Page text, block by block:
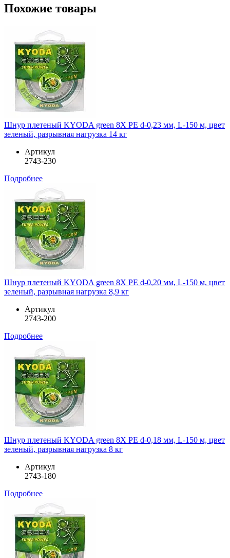
Похожие товары
Шнур плетеный KYODA green 8X PE d-0,23 мм, L-150 м, цвет
зеленый, разрывная нагрузка 14 кг
Артикул
2743-230
Подробнее
Шнур плетеный KYODA green 8X PE d-0,20 мм, L-150 м, цвет
зеленый, разрывная нагрузка 8,9 кг
Артикул
2743-200
Подробнее
Шнур плетеный KYODA green 8X PE d-0,18 мм, L-150 м, цвет
зеленый, разрывная нагрузка 8 кг
Артикул
2743-180
Подробнее